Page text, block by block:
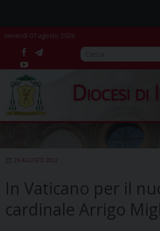
content
venerdì 07 agosto 2026
facebook
telegram
YouTube
Diocesi di
26 AGOSTO 2022
In Vaticano per il
cardinale Arrigo